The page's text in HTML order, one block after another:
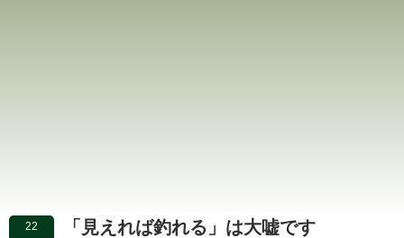
22
「見えれば釣れる」は大嘘です